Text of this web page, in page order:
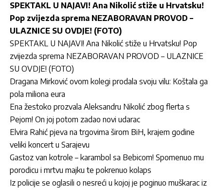
SPEKTAKL U NAJAVI! Ana Nikolić stiže u Hrvatsku!
Pop zvijezda sprema NEZABORAVAN PROVOD –
ULAZNICE SU OVDJE! (FOTO)
SPEKTAKL U NAJAVI! Ana Nikolić stiže u Hrvatsku! Pop
zvijezda sprema NEZABORAVAN PROVOD – ULAZNICE
SU OVDJE! (FOTO)
Dragana Mirković ovom kolegi prodala svoju vilu: Koštala ga
pola miliona eura
Ena žestoko prozvala Aleksandru Nikolić zbog flerta s
Pejom! On joj potom zadao novi udarac
Elvira Rahić pjeva na trgovima širom BiH, krajem godine
veliki koncert u Sarajevu
Gastoz van kotrole – karambol sa Bebicom! Spomenuo mu
porodicu i mrtvu majku te pokrenuo kolaps
Iz policije se oglasili o nesreći u kojoj je poginuo muškarac iz